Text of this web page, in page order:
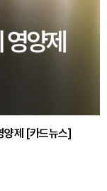
양제 [카드뉴스]